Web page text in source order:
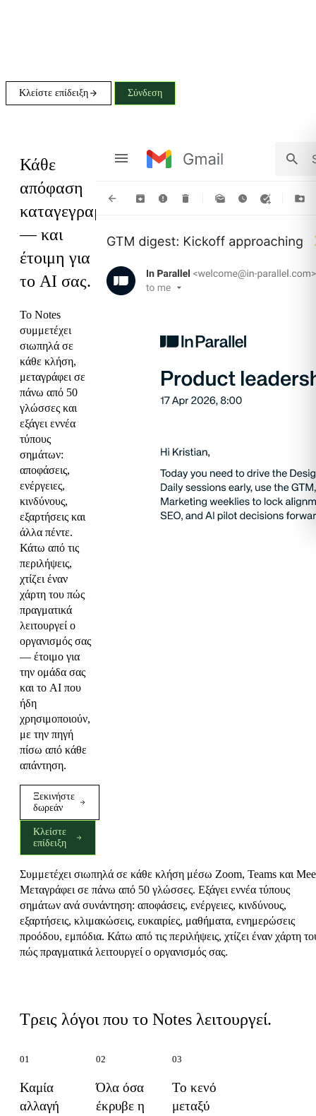
Κλείστε επίδειξη Σύνδεση
Κάθε
απόφαση
καταγεγραμμένη
— και
έτοιμη για
το AI σας.
Το Notes
συμμετέχει
σιωπηλά σε
κάθε κλήση,
μεταγράφει σε
πάνω από 50
γλώσσες και
εξάγει εννέα
τύπους
σημάτων:
αποφάσεις,
ενέργειες,
κινδύνους,
εξαρτήσεις και
άλλα πέντε.
Κάτω από τις
περιλήψεις,
χτίζει έναν
χάρτη του πώς
πραγματικά
λειτουργεί ο
οργανισμός σας
— έτοιμο για
την ομάδα σας
και το AI που
ήδη
χρησιμοποιούν,
με την πηγή
πίσω από κάθε
απάντηση.
Ξεκινήστε
δωρεάν
Κλείστε
επίδειξη
Συμμετέχει σιωπηλά σε κάθε κλήση μέσω Zoom, Teams και
Μεταγράφει σε πάνω από 50 γλώσσες. Εξάγει εννέα τύπους
σημάτων ανά συνάντηση: αποφάσεις, ενέργειες, κινδύνους,
εξαρτήσεις, κλιμακώσεις, ευκαιρίες, μαθήματα, ενημερώσεις
προόδου, εμπόδια. Κάτω από τις περιλήψεις, χτίζει έναν χάρτη
πώς πραγματικά λειτουργεί ο οργανισμός σας.
Τρεις λόγοι που το Notes λειτουργεί.
01
Καμία
αλλαγή
02
Όλα όσα
έκρυβε η
03
Το κενό
μεταξύ